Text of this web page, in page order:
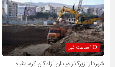
1 ساعت قبل
شهردار: زیرگذر میدان آزادگان کرمانشاه